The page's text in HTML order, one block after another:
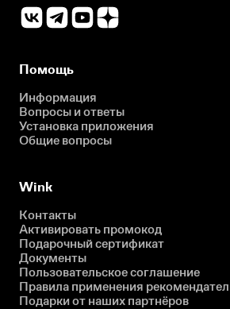
Помощь
Информация
Вопросы и ответы
Установка приложения
Общие вопросы
Wink
Контакты
Активировать промокод
Подарочный сертификат
Документы
Пользовательское соглашение
Правила применения
Подарки от наших партнёров